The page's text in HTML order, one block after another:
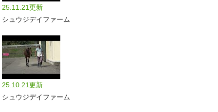
25.11.21更新
シュウジデイファーム
25.10.21更新
シュウジデイファーム